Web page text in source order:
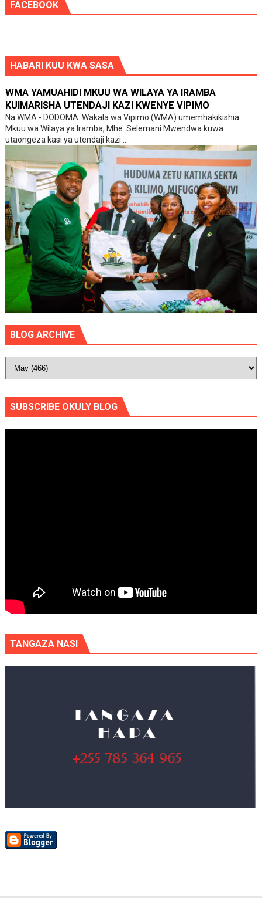
FACEBOOK
HABARI KUU KWA SASA
WMA YAMUAHIDI MKUU WA WILAYA YA IRAMBA
KUIMARISHA UTENDAJI KAZI KWENYE VIPIMO
Na WMA - DODOMA. Wakala wa Vipimo (WMA) umemhakikishia
Mkuu wa Wilaya ya Iramba, Mhe. Selemani Mwendwa kuwa
utaongeza kasi ya utendaji kazi ...
BLOG ARCHIVE
SUBSCRIBE OKULY BLOG
TANGAZA NASI